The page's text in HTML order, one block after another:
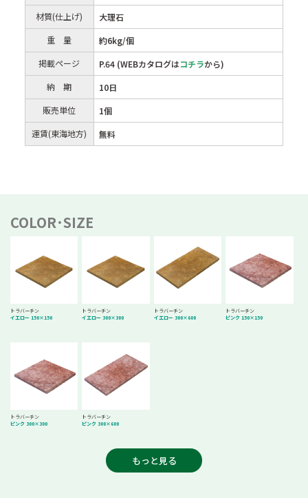
材質(仕上げ)
大理石
重 量
約6kg/個
掲載ページ
P.64 (WEBカタログはコチラから)
納 期
10日
販売単位
1個
運賃(東海地方)
無料
COLOR･SIZE
トラバーチン
イエロー 150×150
トラバーチン
イエロー 300×300
トラバーチン
イエロー 300×600
トラバーチン
ピンク 150×150
トラバーチン
ピンク 300×300
トラバーチン
ピンク 300×600
もっと見る